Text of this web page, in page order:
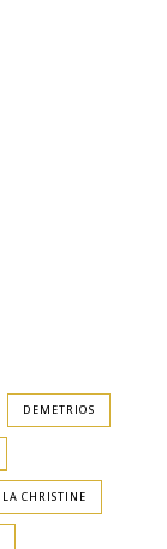
DEMETRIOS
LA CHRISTINE